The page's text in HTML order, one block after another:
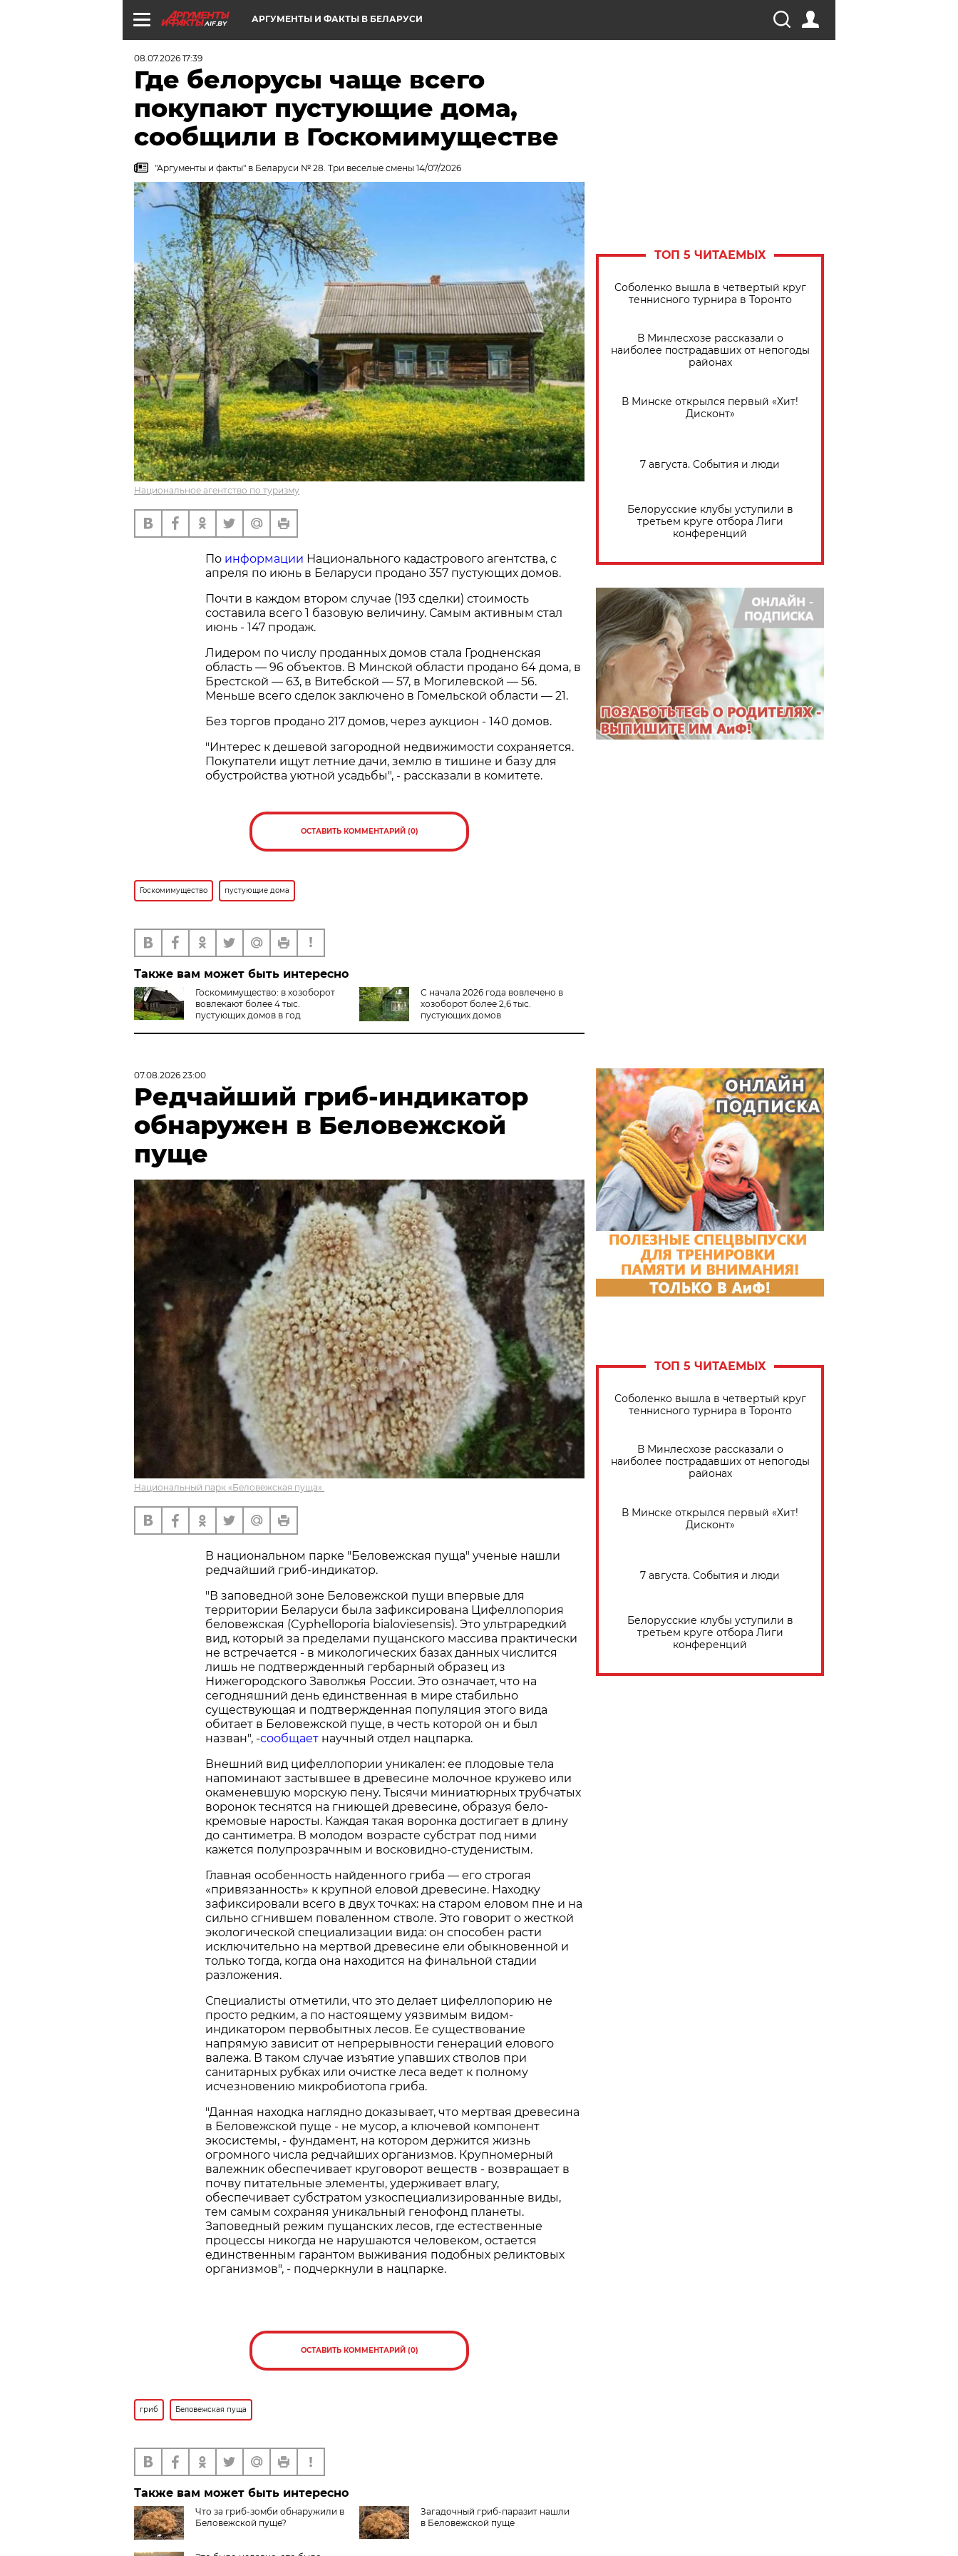
AIF.BY АРГУМЕНТЫ И ФАКТЫ В БЕЛАРУСИ
08.07.2026 17:39
Где белорусы чаще всего
покупают пустующие дома,
сообщили в Госкомимуществе
"Аргументы и факты" в Беларуси № 28. Три веселые смены 14/07/2026
Национальное агентство по туризму
По информации Национального кадастрового агентства, с
апреля по июнь в Беларуси продано 357 пустующих домов.
Почти в каждом втором случае (193 сделки) стоимость
составила всего 1 базовую величину. Самым активным стал
июнь - 147 продаж.
Лидером по числу проданных домов стала Гродненская
область — 96 объектов. В Минской области продано 64 дома, в
Брестской — 63, в Витебской — 57, в Могилевской — 56.
Меньше всего сделок заключено в Гомельской области — 21.
Без торгов продано 217 домов, через аукцион - 140 домов.
"Интерес к дешевой загородной недвижимости сохраняется.
Покупатели ищут летние дачи, землю в тишине и базу для
обустройства уютной усадьбы", - рассказали в комитете.
ОСТАВИТЬ КОММЕНТАРИЙ (0)
Госкомимущество пустующие дома
Также вам может быть интересно
Госкомимущество: в хозоборот
вовлекают более 4 тыс.
пустующих домов в год
С начала 2026 года вовлечено в
хозоборот более 2,6 тыс.
пустующих домов
ТОП 5 ЧИТАЕМЫХ
Соболенко вышла в четвертый круг
теннисного турнира в Торонто
В Минлесхозе рассказали о
наиболее пострадавших от непогоды
районах
В Минске открылся первый «Хит!
Дисконт»
7 августа. События и люди
Белорусские клубы уступили в
третьем круге отбора Лиги
конференций
07.08.2026 23:00
Редчайший гриб-индикатор
обнаружен в Беловежской
пуще
Национальный парк «Беловежская пуща».
В национальном парке "Беловежская пуща" ученые нашли
редчайший гриб-индикатор.
"В заповедной зоне Беловежской пущи впервые для
территории Беларуси была зафиксирована Цифеллопория
беловежская (Cyphelloporia bialoviesensis). Это ультраредкий
вид, который за пределами пущанского массива практически
не встречается - в микологических базах данных числится
лишь не подтвержденный гербарный образец из
Нижегородского Заволжья России. Это означает, что на
сегодняшний день единственная в мире стабильно
существующая и подтвержденная популяция этого вида
обитает в Беловежской пуще, в честь которой он и был
назван", -сообщает научный отдел нацпарка.
Внешний вид цифеллопории уникален: ее плодовые тела
напоминают застывшее в древесине молочное кружево или
окаменевшую морскую пену. Тысячи миниатюрных трубчатых
воронок теснятся на гниющей древесине, образуя бело-
кремовые наросты. Каждая такая воронка достигает в длину
до сантиметра. В молодом возрасте субстрат под ними
кажется полупрозрачным и восковидно-студенистым.
Главная особенность найденного гриба — его строгая
«привязанность» к крупной еловой древесине. Находку
зафиксировали всего в двух точках: на старом еловом пне и на
сильно сгнившем поваленном стволе. Это говорит о жесткой
экологической специализации вида: он способен расти
исключительно на мертвой древесине ели обыкновенной и
только тогда, когда она находится на финальной стадии
разложения.
Специалисты отметили, что это делает цифеллопорию не
просто редким, а по настоящему уязвимым видом-
индикатором первобытных лесов. Ее существование
напрямую зависит от непрерывности генераций елового
валежа. В таком случае изъятие упавших стволов при
санитарных рубках или очистке леса ведет к полному
исчезновению микробиотопа гриба.
"Данная находка наглядно доказывает, что мертвая древесина
в Беловежской пуще - не мусор, а ключевой компонент
экосистемы, - фундамент, на котором держится жизнь
огромного числа редчайших организмов. Крупномерный
валежник обеспечивает круговорот веществ - возвращает в
почву питательные элементы, удерживает влагу,
обеспечивает субстратом узкоспециализированные виды,
тем самым сохраняя уникальный генофонд планеты.
Заповедный режим пущанских лесов, где естественные
процессы никогда не нарушаются человеком, остается
единственным гарантом выживания подобных реликтовых
организмов", - подчеркнули в нацпарке.
ОСТАВИТЬ КОММЕНТАРИЙ (0)
гриб Беловежская пуща
Также вам может быть интересно
Что за гриб-зомби обнаружили в
Беловежской пуще?
Загадочный гриб-паразит нашли
в Беловежской пуще
ТОП 5 ЧИТАЕМЫХ
Соболенко вышла в четвертый круг
теннисного турнира в Торонто
В Минлесхозе рассказали о
наиболее пострадавших от непогоды
районах
В Минске открылся первый «Хит!
Дисконт»
7 августа. События и люди
Белорусские клубы уступили в
третьем круге отбора Лиги
конференций